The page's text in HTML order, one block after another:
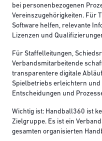
bei personenbezogenen
Vereinszugehörigkeiten. Für
Software helfen, relevante
Lizenzen und
Für Staffelleitungen,
Verbandsmitarbeitende
transparentere digitale
Spielbetriebs erleichtern und
Entscheidungen und
Wichtig ist: Handball360 ist
Zielgruppe. Es ist ein
gesamten organisierten